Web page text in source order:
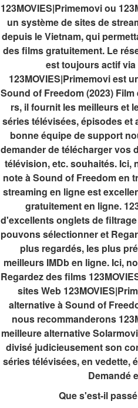
123MOVIES|Primemovi ou
un système de sites de
depuis le Vietnam, qui
des films gratuitement. Le
est toujours actif
123MOVIES|Primemovi est
Sound of Freedom (2023)
rs, il fournit les meilleurs et
séries télévisées, épisodes et
bonne équipe de support
demander de télécharger vos
télévision, etc. souhaités.
note à Sound of Freedom en
streaming en ligne est
gratuitement en ligne.
d'excellents onglets de
pouvons sélectionner et
plus regardés, les plus
meilleurs IMDb en ligne. Ici,
Regardez des films
sites Web
alternative à Sound of
nous recommanderons
meilleure alternative
divisé judicieusement son
séries télévisées, en vedette,
Demandé
Que s'est-il